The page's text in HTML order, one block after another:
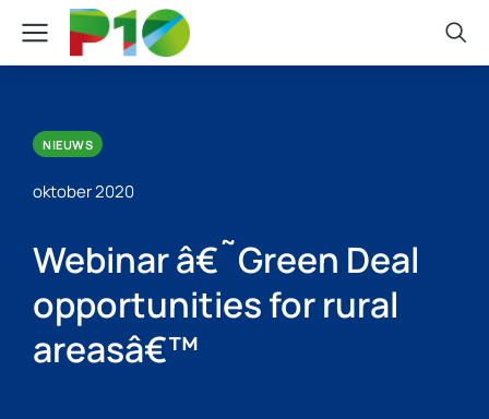
NIEUWS
oktober 2020
Webinar â€˜Green Deal
opportunities for rural
areasâ€™